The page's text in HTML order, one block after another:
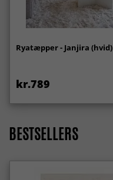
Ryatæpper - Janjira (hvid)
kr.789
BESTSELLERS